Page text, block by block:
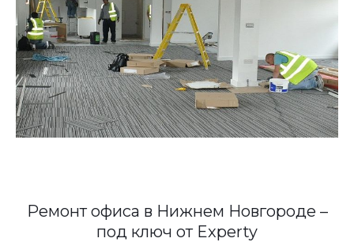
Ремонт офиса в Нижнем Новгороде –
под ключ от Experty